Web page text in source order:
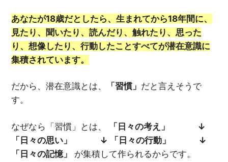
あなたが18歳だとしたら、生まれてから18年間に、
見たり、聞いたり、読んだり、触れたり、思った
り、想像したり、行動したことすべてが潜在意識に
集積されています。
だから、潜在意識とは、 「習慣」 だと言えそうで
す。
なぜなら「習慣」とは、
「日々の考え」 ↓
「日々の思い」 ↓ 「日々の行動」 ↓
「日々の記憶」
が集積して作られるからです。